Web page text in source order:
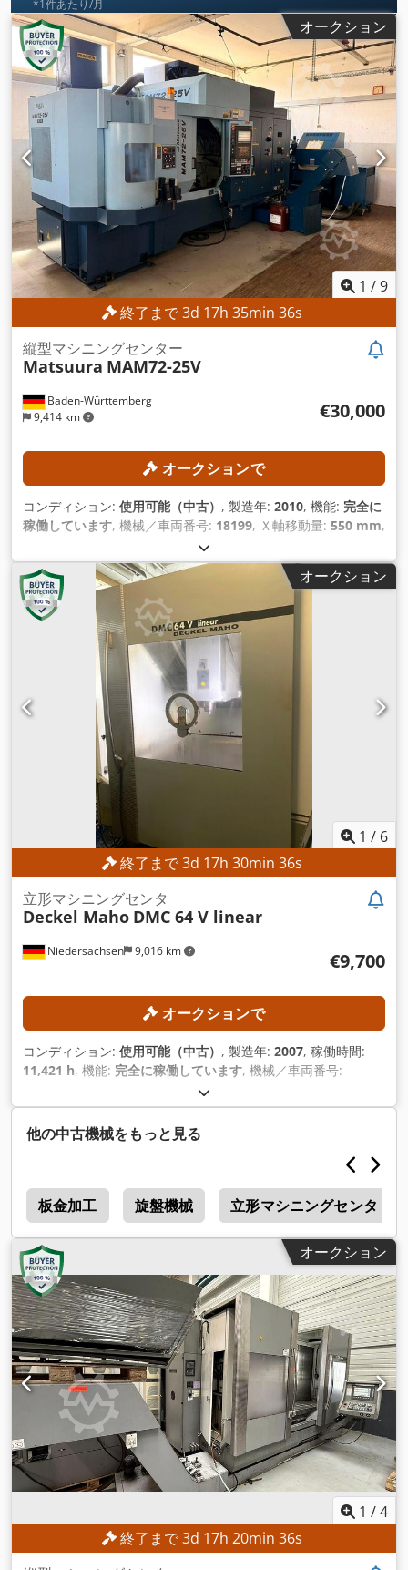
*1件あたり/月
オークション
1 /9
終了まで3d 17h 35min 34s
Baden-Württemberg
9,414 km
縦型マシニングセンター
Matsuura MAM72-25V
€30,000
オークションで
コンディション: 使用可能（中古） , 製造年: 2010, 機能: 完全に
稼働しています, 機械／車両番号: 18199, Ｘ軸移動量: 550 mm,
, Z軸移動距離:
（最大）:20,000 回転/分, ツールマガジンのスロット数:210,
オークション
1 / 6
終了まで3d 17h 30min 34s
Niedersachsen 9,016 km
立形マシニングセンタ
Deckel Maho DMC 64 V linear
€9,700
オークションで
コンディション: 使用可能（中古） , 製造年: 2007, 稼働時間:
11,421 h, 機能: 完全に稼働しています, 機械／車両番号:
640 mm
軸移動距離:500 mm, ワーク径（最大）:140 mm, 主軸回転速
度（最大）:16,000 回転/分, ツールマガジンのスロット数:
他の中古機械をもっと見る
板金加工 旋盤機械 立形マシニングセンタ
オークション
1 /4
終了まで3d 17h 20min 34s